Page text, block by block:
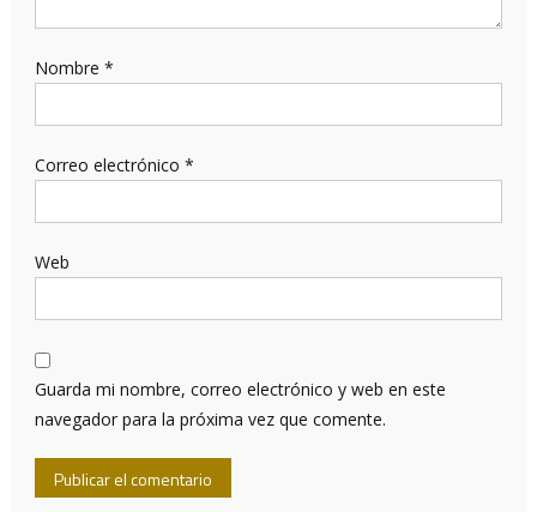
Nombre *
Correo electrónico *
Web
Guarda mi nombre, correo electrónico y web en este
navegador para la próxima vez que comente.